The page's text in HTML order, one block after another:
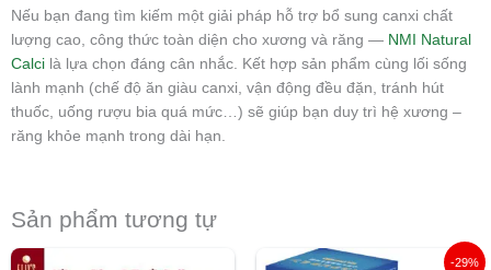
Nếu bạn đang tìm kiếm một giải pháp hỗ trợ bổ sung canxi chất
lượng cao, công thức toàn diện cho xương và răng — NMI Natural
Calci là lựa chọn đáng cân nhắc. Kết hợp sản phẩm cùng lối sống
lành mạnh (chế độ ăn giàu canxi, vận động đều đặn, tránh hút
thuốc, uống rượu bia quá mức…) sẽ giúp bạn duy trì hệ xương –
răng khỏe mạnh trong dài hạn.
Sản phẩm tương tự
-29%
Giá